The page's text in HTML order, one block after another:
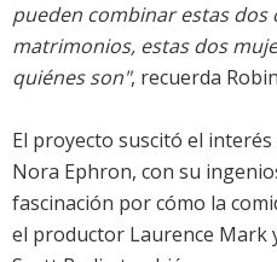
pueden combinar estas dos
matrimonios, estas dos
quiénes son", recuerda
El proyecto suscitó el
Nora Ephron, con su
fascinación por cómo la
el productor Laurence Mark